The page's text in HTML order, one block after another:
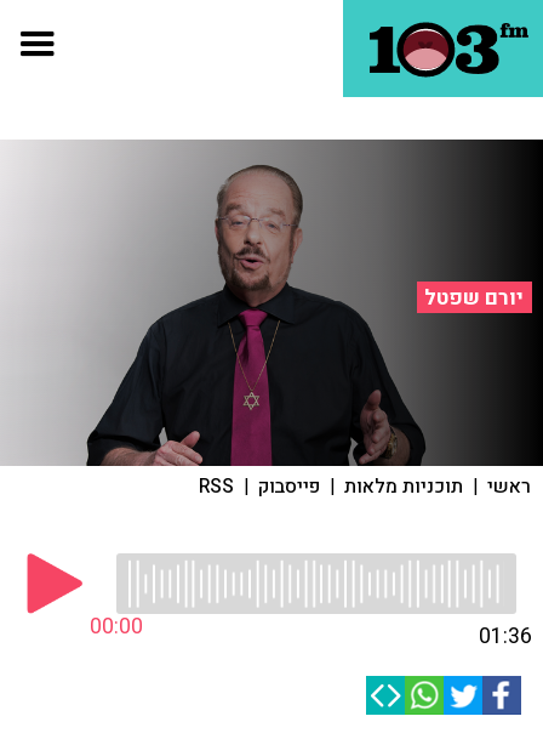
יורם שפטל
ראשי | תוכניות מלאות | פייסבוק |
RSS
00:00 01:36